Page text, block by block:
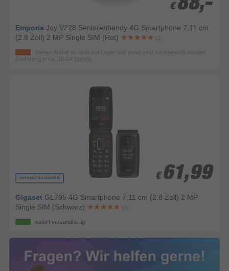
€
€
Emporia Joy V228 Seniorenhandy 4G Smartphone 7,11 cm
(2.8 Zoll) 2 MP Single SIM (Rot)
(2)
Dieser Artikel ist nicht auf Lager und muss erst nachbestellt werden
(Lieferung in ca. 10-14 Tagen)
versandkostenfrei € 61,99
€ 61,99
Gigaset GL795 4G Smartphone 7,11 cm (2.8 Zoll) 2 MP
Single SIM (Schwarz)
(3)
sofort versandfertig